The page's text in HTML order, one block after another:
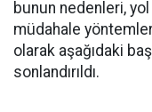
bunun nedenleri,
müdahale
olarak aşağıdaki
sonlandırıldı.